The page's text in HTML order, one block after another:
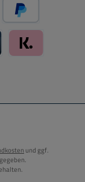
über PayPal
Später Bezahlen
und ggf.